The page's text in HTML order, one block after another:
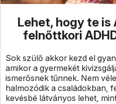
Lehet, hogy te is
felnőttkori
Sok szülő akkor kezd el
amikor a gyermekét
ismerősnek tűnnek. Nem
halmozódik a családokban,
kevésbé látványos lehet,